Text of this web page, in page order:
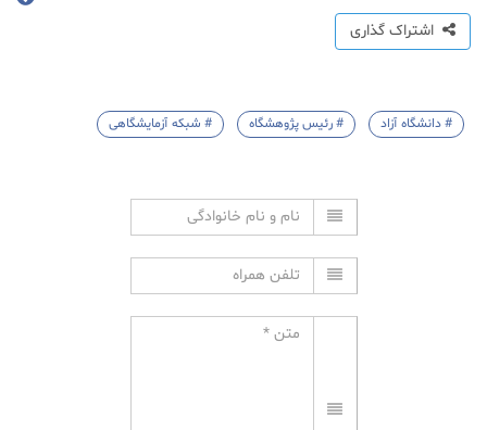
اشتراک گذاری
# دانشگاه آزاد # رئیس پژوهشگاه # شبکه آزمایشگاهی